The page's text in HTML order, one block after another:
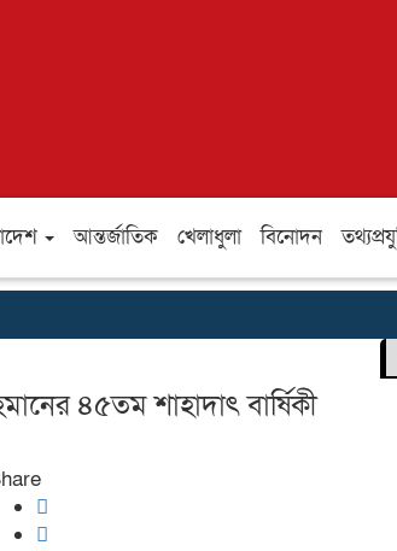
আন্তর্জাতিক খেলাধুলা বিনোদন
৪৫তম শাহাদাৎ বার্ষিকী